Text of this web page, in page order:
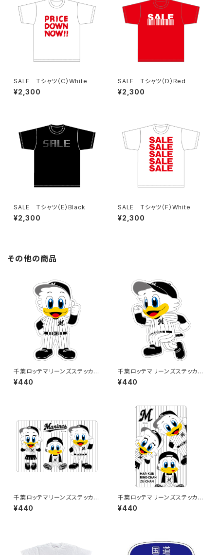
SALE Tシャツ（C）White
¥2,300
SALE Tシャツ（D）Red
¥2,300
SALE Tシャツ（E）Black
¥2,300
SALE Tシャツ（F）White
¥2,300
その他の商品
千葉ロッテマリーンズステッカー
13
¥440
千葉ロッテマリーンズステッカー
14
¥440
千葉ロッテマリーンズステッカー
10
¥440
千葉ロッテマリーンズステッカー
11
¥440